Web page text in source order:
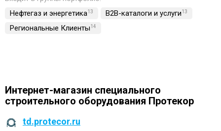
Нефтегаз и энергетика13 B2B-каталоги и услуги13
Региональные Клиенты14
Интернет-магазин специального
строительного оборудования Протекор
td.protecor.ru